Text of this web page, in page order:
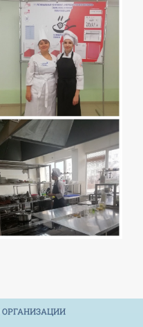
ОРГАНИЗАЦИИ